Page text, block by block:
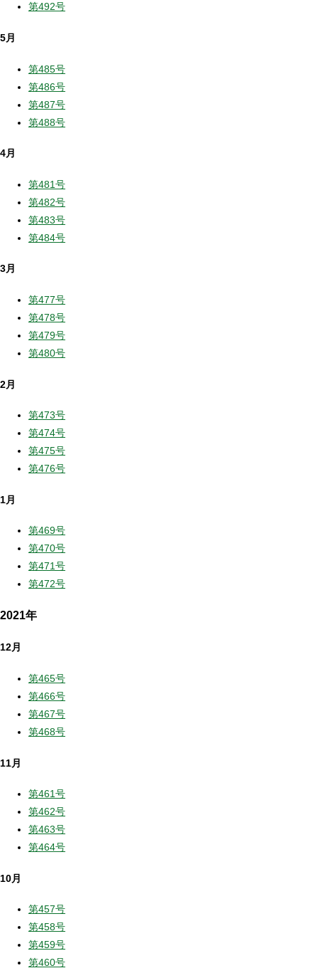
第492号
5月
第485号
第486号
第487号
第488号
4月
第481号
第482号
第483号
第484号
3月
第477号
第478号
第479号
第480号
2月
第473号
第474号
第475号
第476号
1月
第469号
第470号
第471号
第472号
2021年
12月
第465号
第466号
第467号
第468号
11月
第461号
第462号
第463号
第464号
10月
第457号
第458号
第459号
第460号